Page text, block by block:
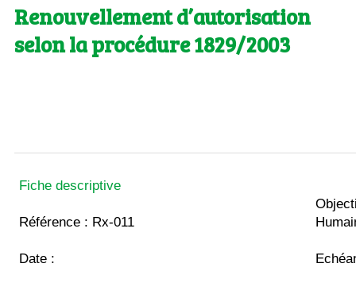
Renouvellement d’autorisation
selon la procédure 1829/2003
Fiche descriptive
Référence : Rx-011
Date :